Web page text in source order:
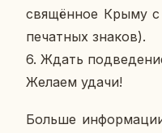
свя­щён­ное Крыму
пе­чат­ных знаков).
6. Ждать
Желаем удачи!
Больше